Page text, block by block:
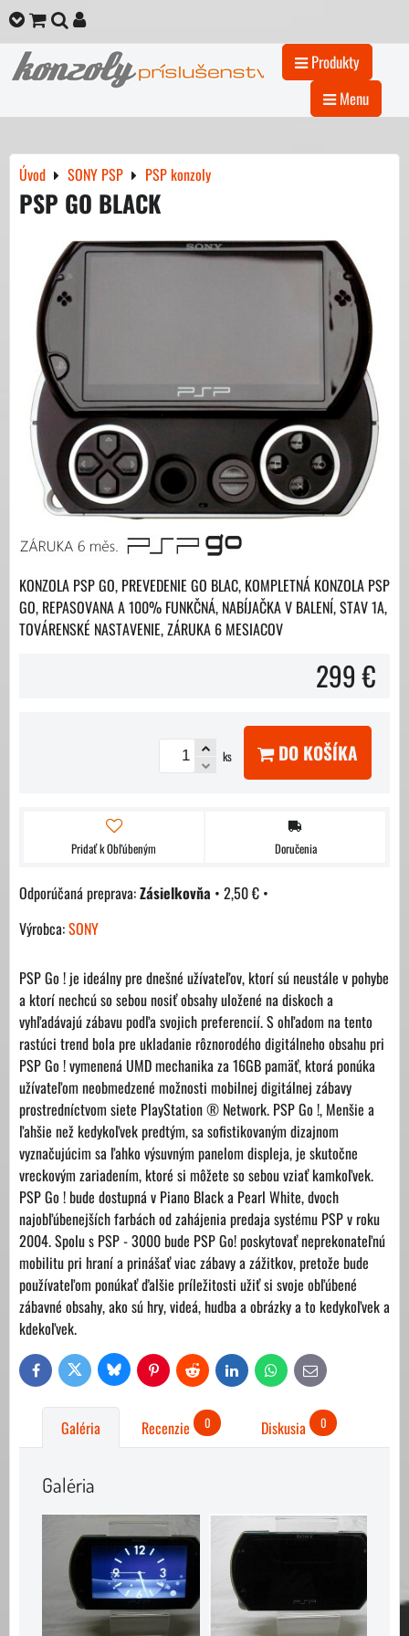
Produkty
Menu
Úvod SONY PSP PSP konzoly
PSP GO BLACK
KONZOLA PSP GO, PREVEDENIE GO BLAC, KOMPLETNÁ KONZOLA PSP
GO, REPASOVANA A 100% FUNKČNÁ, NABÍJAČKA V BALENÍ, STAV 1A,
TOVÁRENSKÉ NASTAVENIE, ZÁRUKA 6 MESIACOV
299 €
ks DO KOŠÍKA
Pridať k Obľúbeným Doručenia
Zásielkovňa • 2,50 € •
Výrobca:SONY
PSP Go ! je ideálny pre dnešné užívateľov, ktorí sú neustále v pohybe
a ktorí nechcú so sebou nosiť obsahy uložené na diskoch a
vyhľadávajú zábavu podľa svojich preferencií. S ohľadom na tento
rastúci trend bola pre ukladanie rôznorodého digitálneho obsahu pri
PSP Go ! vymenená UMD mechanika za 16GB pamäť, ktorá ponúka
užívateľom neobmedzené možnosti mobilnej digitálnej zábavy
prostredníctvom siete PlayStation ® Network. PSP Go !, Menšie a
ľahšie než kedykoľvek predtým, sa sofistikovaným dizajnom
vyznačujúcim sa ľahko výsuvným panelom displeja, je skutočne
vreckovým zariadením, ktoré si môžete so sebou vziať kamkoľvek.
PSP Go ! bude dostupná v Piano Black a Pearl White, dvoch
najobľúbenejších farbách od zahájenia predaja systému PSP v roku
2004. Spolu s PSP - 3000 bude PSP Go! poskytovať neprekonateľnú
mobilitu pri hraní a prinášať viac zábavy a zážitkov, pretože bude
používateľom ponúkať ďalšie príležitosti užiť si svoje obľúbené
zábavné obsahy, ako sú hry, videá, hudba a obrázky a to kedykoľvek a
kdekoľvek.
FacebookTwitter Bluesky PinterestReddit LinkedIn WhatsAppE-
mail
Galéria Recenzie 0 Diskusia 0
Galéria